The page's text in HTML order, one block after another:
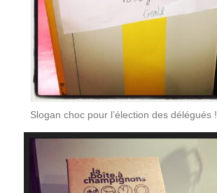
Slogan choc pour l’élection des délégués !